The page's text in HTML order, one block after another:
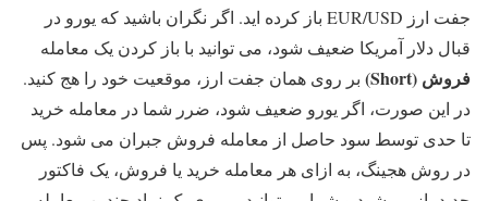
جفت ارز EUR/USD باز کرده اید. اگر نگران باشید که یورو در
قبال دلار آمریکا ضعیف شود، می توانید با باز کردن یک معامله
فروش (Short)
بر روی همان جفت ارز، موقعیت خود را هج کنید.
در این صورت، اگر یورو ضعیف شود، ضرر شما در معامله خرید
تا حدی توسط سود حاصل از معامله فروش جبران می شود. پس
در روش هجینگ، به ازای هر معامله خرید یا فروش، یک فاکتور